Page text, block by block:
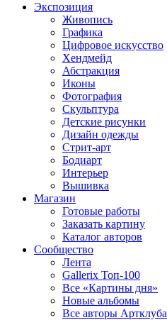
Экспозиция
Живопись
Графика
Цифровое искусство
Хендмейд
Абстракция
Иконы
Фотография
Скульптура
Детские рисунки
Дизайн одежды
Стрит-арт
Бодиарт
Интерьер
Вышивка
Магазин
Готовые работы
Заказать картину
Каталог авторов
Сообщество
Лента
Gallerix Топ-100
Все «Картины дня»
Новые альбомы
Все авторы Артклуба